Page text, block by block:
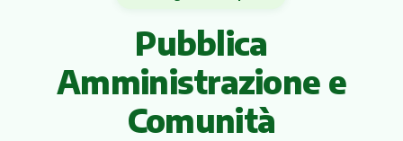
Aziende
Pubblica
Amministrazione e
Comunità